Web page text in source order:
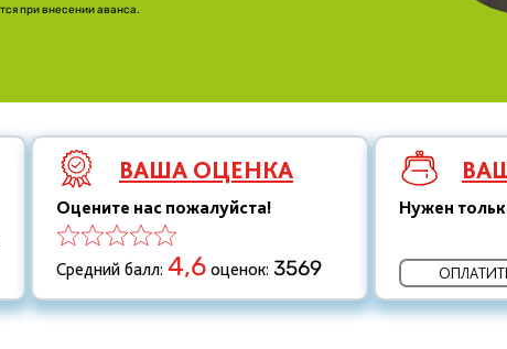
ВАША ОЦЕНКА
Оцените нас пожалуйста!
Средний балл: 4,6 оценок: 3569
Нужен